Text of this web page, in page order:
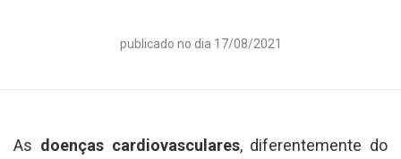
publicado no dia 17/08/2021
As doenças cardiovasculares, diferentemente do